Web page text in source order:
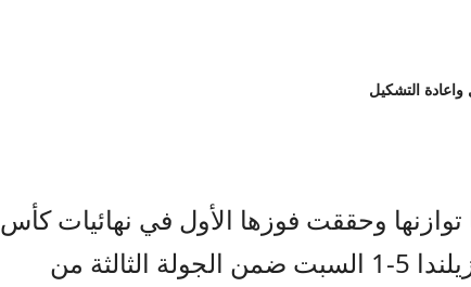
التشكيل
وحققت فوزها الأول في نهائيات كأس
العالم 2026، بتغلبها على نيوزيلندا 5-1 السبت ضمن الجولة الثالثة من